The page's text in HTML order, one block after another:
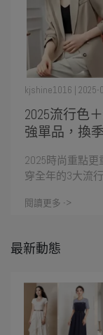
2025流行色
強單品，換
kjshine1016 | 2025-
2025時尚重點
穿全年的3大流
閱讀更多 ->
最新動態